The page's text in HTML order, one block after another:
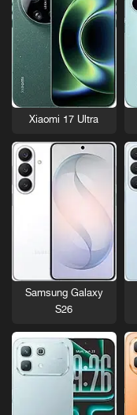
Xiaomi 17 Ultra
Samsung Galaxy
S26